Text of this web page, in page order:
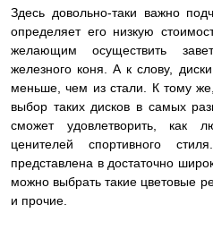
Здесь довольно-таки важно
определяет его низкую
желающим осуществить
железного коня. А к слову,
меньше, чем из стали. К тому
выбор таких дисков в самых
сможет удовлетворить, как
ценителей спортивного
представлена в достаточно
можно выбрать такие цветовые
и прочие.